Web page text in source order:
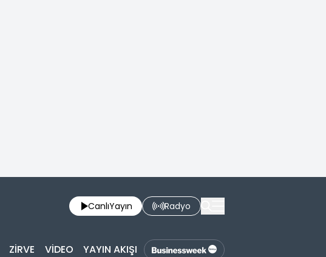
CanlıYayın Radyo
ZİRVE VİDEO YAYIN AKIŞI